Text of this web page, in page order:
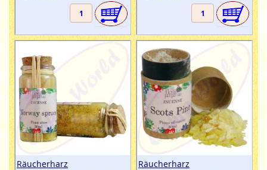
Räucherharz
Räucherharz